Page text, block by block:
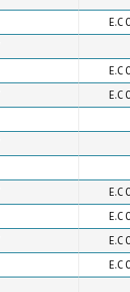
E.C
E.C
E.C
E.C
E.C
E.C
E.C